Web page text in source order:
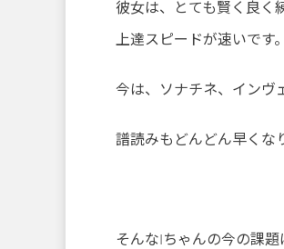
彼女は、とても賢く良く
上達スピードが速いです。
今は、ソナチネ、インヴ
譜読みもどんどん早く
そんなIちゃんの今の課題